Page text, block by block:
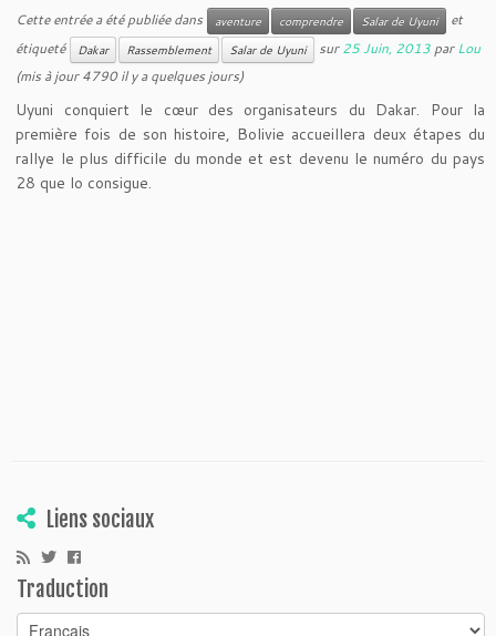
Cette entrée a été publiée dans aventure comprendre Salar de Uyuni
et
étiqueté
Dakar Rassemblement Salar de Uyuni sur25 Juin, 2013 parLou
(mis à jour 4790 il y a quelques jours)
Uyuni conquiert le cœur des organisateurs du Dakar. Pour la
première fois de son histoire, Bolivie accueillera deux étapes du
rallye le plus difficile du monde et est devenu le numéro du pays
28 que lo consigue.
Liens sociaux
Traduction